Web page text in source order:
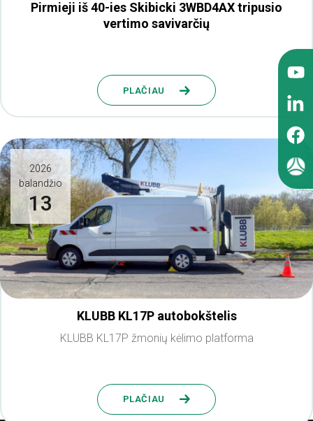
Pirmieji iš 40-ies Skibicki 3WBD4AX tripusio
vertimo savivarčių
PLAČIAU
2026
balandžio
13
KLUBB KL17P autobokštelis
KLUBB KL17P žmonių kėlimo platforma
PLAČIAU